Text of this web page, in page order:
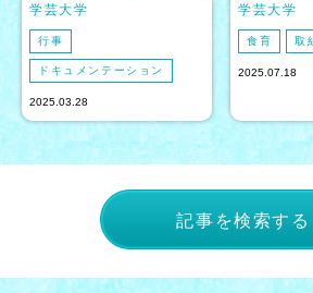
学芸大学
行事
ドキュメンテーション
2025.03.28
学芸大学
食育 取
2025.07.18
記事を検索する